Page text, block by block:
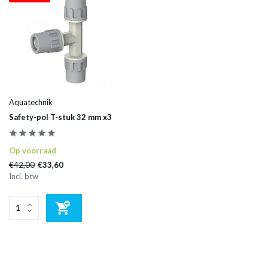
Aquatechnik
Safety-pol T-stuk 32 mm x3
Op voorraad
€42,00 €33,60
Incl. btw